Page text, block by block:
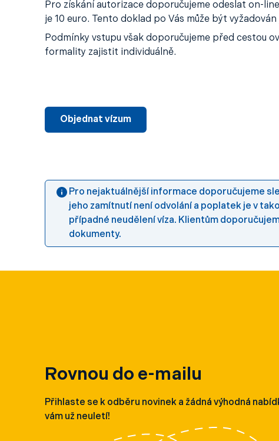
Pro získání autorizace doporučujeme odeslat on-
je 10 euro. Tento doklad po Vás může být
Podmínky vstupu však doporučujeme před cestou
formality zajistit individuálně.
Objednat vízum
Pro nejaktuálnější informace doporučujeme
jeho zamítnutí není odvolání a poplatek je v
případné neudělení víza. Klientům
dokumenty.
Rovnou do e-mailu
Přihlaste se k odběru novinek a žádná výhodná
vám už neuletí!